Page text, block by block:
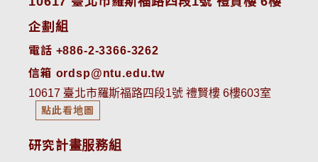
企劃組
電話 +886-2-3366-3262
信箱 ordsp@ntu.edu.tw
10617 臺北市羅斯福路四段1號 禮賢樓 6樓603室
點此看地圖
研究計畫服務組